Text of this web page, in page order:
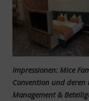
Impressionen: Mice
Convention und
Management &